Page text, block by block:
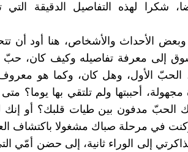
شكرا لهذه التفاصيل الدقيقة
وبعض الأحداث والأشخاص، هنا أود أن
إلى معرفة تفاصيله وكيف كان، حبّ
الحبّ الأول، وهل كان، وكما هو
مجهولة، أحببتها ولم تلتقي بها يوما؟
الحبّ مدفون بين طيات قلبك؟ أو
في مرحلة صباك مشغولا باكتشاف
إلى الوراء ثانية، إلى حضن أمّي